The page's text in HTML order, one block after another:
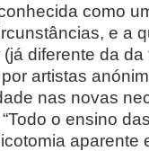
como
e a
diferente da
artistas
nas novas
o ensino
aparente